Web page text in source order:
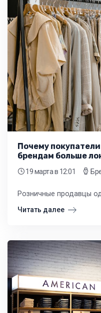
Почему
брендам больше
19 мартав 12:01
Читать далее